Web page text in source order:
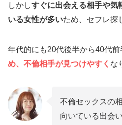
しかしすぐに出会える相手や気
いる女性が多いため、セフレ探
年代的にも20代後半から40代前
め、不倫相手が見つけやすく な
不倫セックスの
向いている出会